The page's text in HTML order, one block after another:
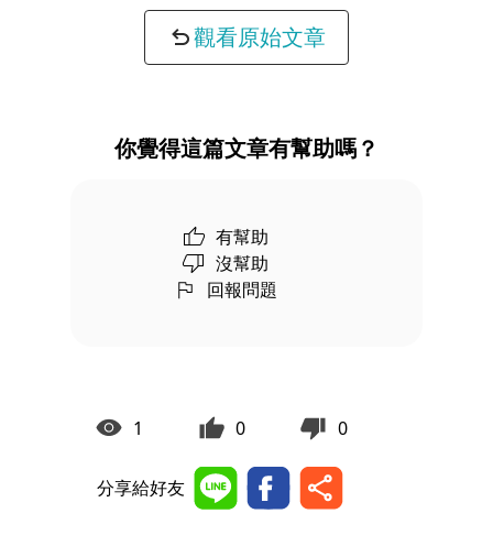
觀看原始文章
你覺得這篇文章有幫助嗎？
有幫助
沒幫助
回報問題
1 0 0
分享給好友